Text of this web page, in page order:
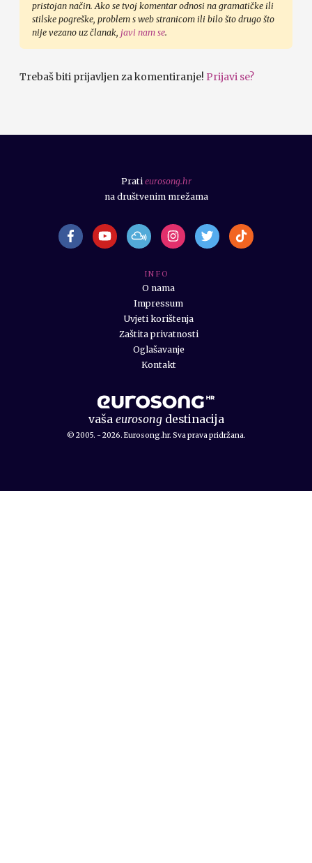
pristojan način. Ako se tvoj komentar odnosi na gramatičke ili
stilske pogreške, problem s web stranicom ili bilo što drugo što
nije vezano uz članak, javi nam se.
Trebaš biti prijavljen za komentiranje! Prijavi se?
vaša eurosongdestinacija
© 2005. - 2026. Eurosong.hr. Sva prava pridržana.
I N F O
O nama
Impressum
Uvjeti korištenja
Zaštita privatnosti
Oglašavanje
Kontakt
Prati eurosong.hr
na društvenim mrežama